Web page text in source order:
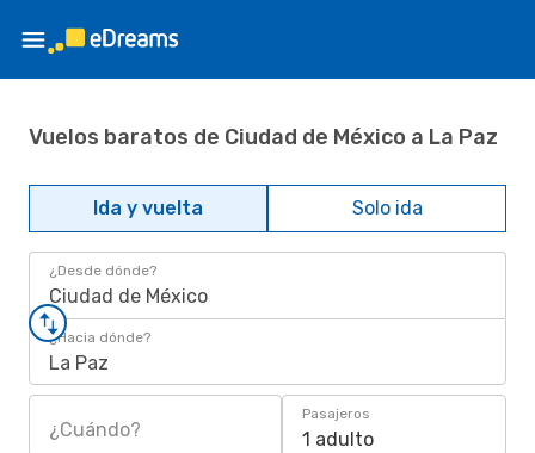
Vuelos baratos de Ciudad de México a La Paz
Ida y vuelta Solo ida
¿Desde dónde?
Ciudad de México
¿Hacia dónde?
La Paz
¿Cuándo?
Pasajeros
1 adulto